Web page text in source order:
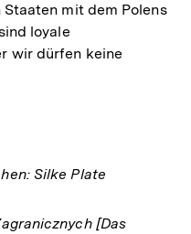
mit dem Polens
loyale
wir dürfen keine
Silke Plate
[Das